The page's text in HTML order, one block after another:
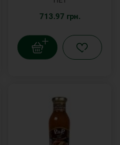
713.97 грн.